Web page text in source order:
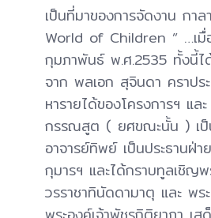
เป็นที่มาของการจัดงาน กา
World of Children ” …เ
กุมภาพันธ์ พ.ศ.2535 ทั้งนี้ไ
จาก พลเอก สุจินดา คราปร
หารายได้ของโครงการฯ แ
กรรณสูต ( ยศขณะนั้น ) เป็
อาจารย์ทิพย์ เป็นประธานฝ่
กุมารฯ และได้กราบทูลเชิญพ
วรราชาทินัดดามาตุ และ พระ